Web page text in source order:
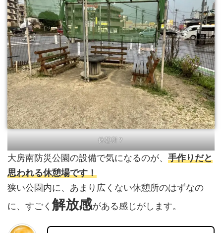
休憩所？
大房南防災公園の設備で気になるのが、 手作りだと
思われる休憩場です！
狭い公園内に、あまり広くない休憩所のはずなの
に、すごく 解放感がある感じがします。